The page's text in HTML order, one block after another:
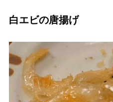
白エビの唐揚げ